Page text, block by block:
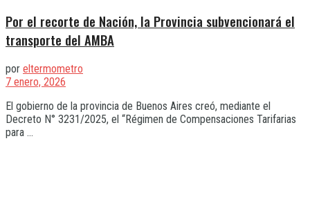
Por el recorte de Nación, la Provincia subvencionará el
transporte del AMBA
por eltermometro
7 enero, 2026
El gobierno de la provincia de Buenos Aires creó, mediante el
Decreto N° 3231/2025, el “Régimen de Compensaciones Tarifarias
para ...